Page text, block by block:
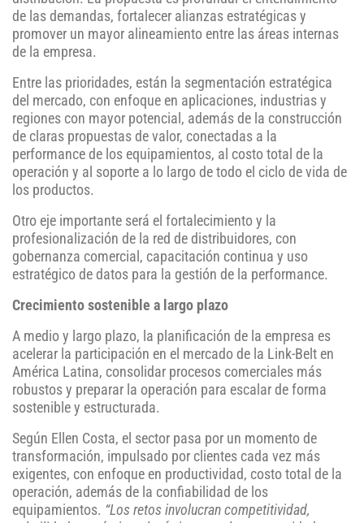
de las demandas, fortalecer alianzas estratégicas y
promover un mayor alineamiento entre las áreas internas
de la empresa.
Entre las prioridades, están la segmentación estratégica
del mercado, con enfoque en aplicaciones, industrias y
regiones con mayor potencial, además de la construcción
de claras propuestas de valor, conectadas a la
performance de los equipamientos, al costo total de la
operación y al soporte a lo largo de todo el ciclo de vida de
los productos.
Otro eje importante será el fortalecimiento y la
profesionalización de la red de distribuidores, con
gobernanza comercial, capacitación continua y uso
estratégico de datos para la gestión de la performance.
Crecimiento sostenible a largo plazo
A medio y largo plazo, la planificación de la empresa es
acelerar la participación en el mercado de la Link-Belt en
América Latina, consolidar procesos comerciales más
robustos y preparar la operación para escalar de forma
sostenible y estructurada.
Según Ellen Costa, el sector pasa por un momento de
transformación, impulsado por clientes cada vez más
exigentes, con enfoque en productividad, costo total de la
operación, además de la confiabilidad de los
equipamientos. “Los retos involucran competitividad,